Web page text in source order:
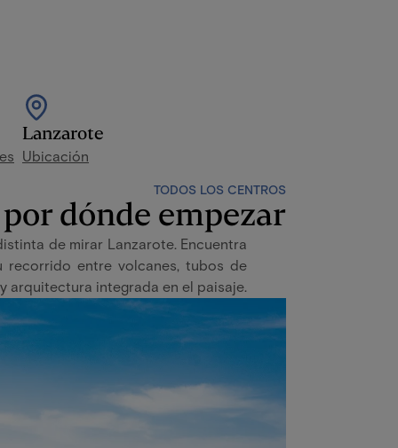
Lanzarote
Ubicación
TODOS LOS CENTROS
dónde empezar
de mirar Lanzarote. Encuentra
entre volcanes, tubos de
arquitectura integrada en el paisaje.